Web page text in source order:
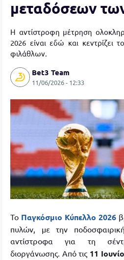
μεταδόσεων
Η αντίστροφη μέτρηση
2026 είναι εδώ και
φιλάθλων.
Bet3 Team
11/06/2026 - 12:33
Το Παγκόσμιο Κύπελλο 2026
πυλών, με την
αντίστροφα για τη
διοργάνωσης. Από τις 11